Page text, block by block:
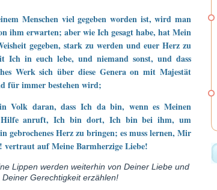
Menschen viel gegeben worden ist, wird man
ihm erwarten; aber wie Ich gesagt habe, hat Mein
gegeben, stark zu werden und euer Herz zu
Ich in euch lebe, und niemand sonst, und dass
Werk sich über diese Genera on mit Majestät
für immer bestehen wird;
Volk daran, dass Ich da bin, wenn es Meinen
Hilfe anruft, Ich bin dort, Ich bin bei ihm, um
gebrochenes Herz zu bringen; es muss lernen, Mir
vertraut auf Meine Barmherzige Liebe!
Lippen werden weiterhin von Deiner Liebe und
Deiner Gerechtigkeit erzählen!